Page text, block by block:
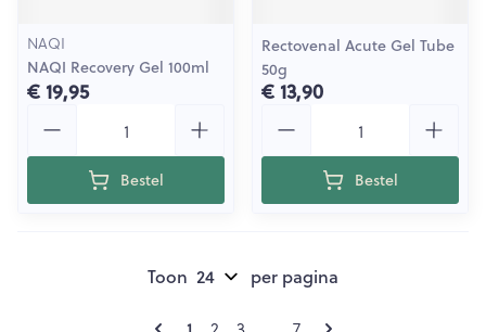
NAQI
NAQI Recovery Gel 100ml
€ 19,95
Bestel
Rectovenal Acute Gel Tube
50g
€ 13,90
Bestel
Pagina's
U lees momenteel pagina
Toon per pagina